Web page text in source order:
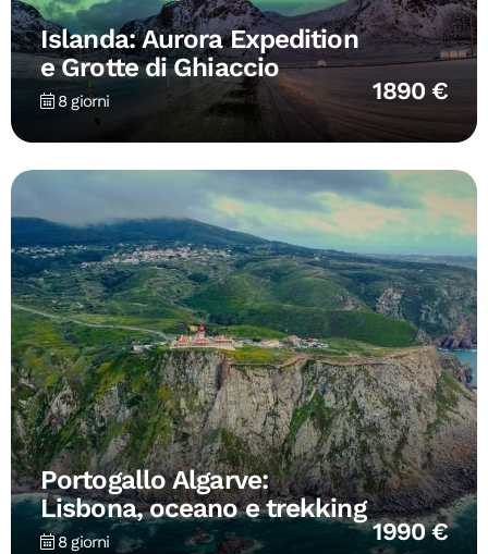
Islanda: Aurora Expedition
e Grotte di Ghiaccio
8 giorni 1890 €
Portogallo Algarve:
Lisbona, oceano e trekking
8 giorni 1990 €